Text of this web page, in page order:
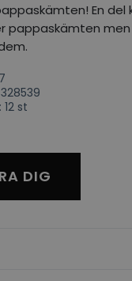
En del
pappaskämten
st
DIG